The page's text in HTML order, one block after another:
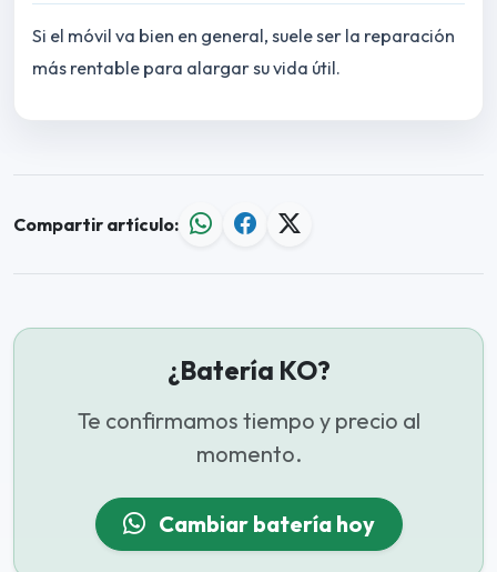
Si el móvil va bien en general, suele ser la reparación
más rentable para alargar su vida útil.
Compartir artículo:
¿Batería KO?
Te confirmamos tiempo y precio al
momento.
Cambiar batería hoy